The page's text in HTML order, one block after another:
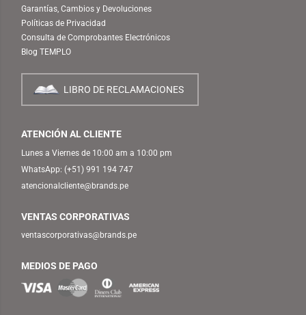
Garantías, Cambios y Devoluciones
Políticas de Privacidad
Consulta de Comprobantes Electrónicos
Blog TEMPLO
LIBRO DE RECLAMACIONES
ATENCIÓN AL CLIENTE
Lunes a Viernes de 10:00 am a 10:00 pm
WhatsApp: (+51) 991 194 747
atencionalcliente@brands.pe
VENTAS CORPORATIVAS
ventascorporativas@brands.pe
MEDIOS DE PAGO